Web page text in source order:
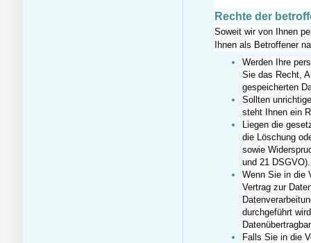
Rechte der
Soweit wir von Ihnen
Ihnen als Betroffener
Werden Ihre
Sie das Recht,
gespeicherten
Sollten
steht Ihnen ein
Liegen die
die Löschung
sowie
und 21 DSGVO).
Wenn Sie in die
Vertrag zur
durchgeführt
Falls Sie in die